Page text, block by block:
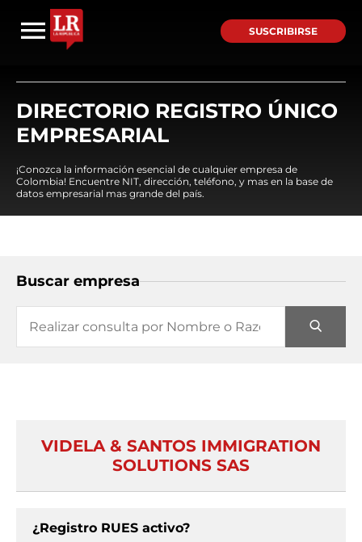
SUSCRIBIRSE
DIRECTORIO REGISTRO ÚNICO
EMPRESARIAL
¡Conozca la información esencial de cualquier empresa de
Colombia! Encuentre NIT, dirección, teléfono, y mas en la base de
datos empresarial mas grande del país.
Buscar empresa
VIDELA & SANTOS IMMIGRATION
SOLUTIONS SAS
¿Registro RUES activo?